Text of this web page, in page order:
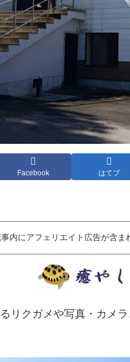
Facebook はてブ
内にアフェリエイト広告が含ま
リクガメや写真・カメ